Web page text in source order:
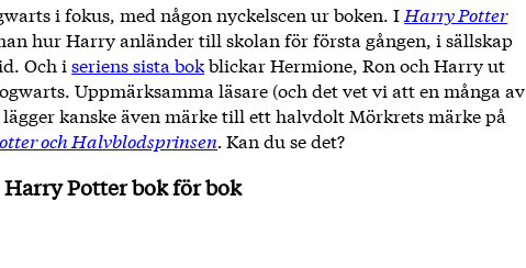
i fokus, med någon nyckelscen ur boken. I Harry Potter
hur Harry anländer till skolan för första gången, i sällskap
Och iseriens sista bokblickar Hermione, Ron och Harry ut
Uppmärksamma läsare (och det vet vi att en många av
kanske även märke till ett halvdolt Mörkrets märke på
och Halvblodsprinsen.Kan du se det?
Potter bok för bok